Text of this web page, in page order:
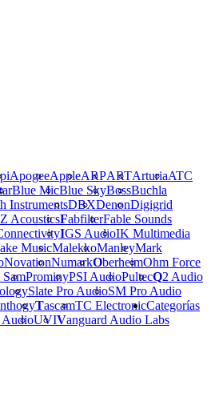
ApogeeAppleARPARTArturiaATC
Blue MicBlue SkyBossBuchla
InstrumentsDBXDenonDigigrid
AcousticsFabfilterFable Sounds
IGS AudioIK Multimedia
MusicMalekkoManleyMark
NovationNumarkOberheimOhm Force
SamProminyPSI AudioPultecQ2 Audio
Slate Pro AudioSM Pro Audio
TascamTC Electronic
AudioUVIVanguard Audio Labs
Categorías